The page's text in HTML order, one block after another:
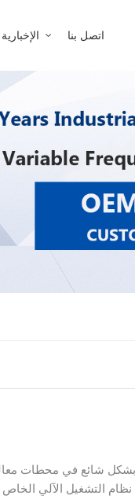
اتصل بنا